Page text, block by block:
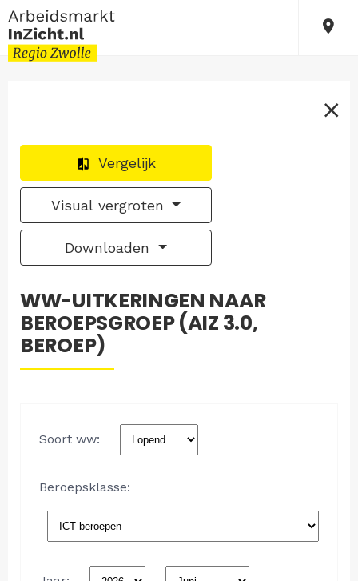
Vergelijk
Visual vergroten
Downloaden
WW-UITKERINGEN NAAR
BEROEPSGROEP (AIZ 3.0,
BEROEP)